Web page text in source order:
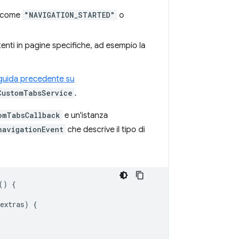
"NAVIGATION_STARTED" o
in pagine specifiche, ad esempio la
precedente su
.
e un'istanza
che descrive il tipo di
{
extras) {